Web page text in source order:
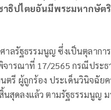
ธิปไตยอันมีพระมหากษัต
ลรัฐธรรมนูญ ซึ่งเป็นตุลากา
จารณาที่ 17/2565 กรณีประ
รี ผู้ถูกร้อง ประเด็นวินิจฉัย
สุดลงแล้ว ตามรัฐธรรมนูญ ม